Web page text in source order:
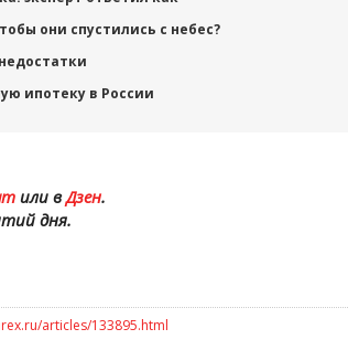
они спустились с небес?
ипотеку в России
или вДзен.
дня.
articles/133895.html